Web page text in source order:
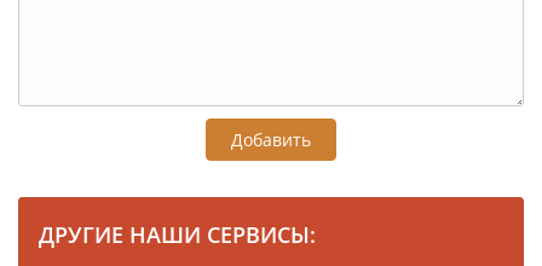
Добавить
ДРУГИЕ НАШИ СЕРВИСЫ: